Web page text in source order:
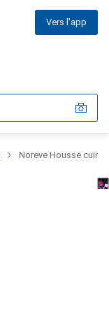
Vers l'app
Noreve Housse cuir